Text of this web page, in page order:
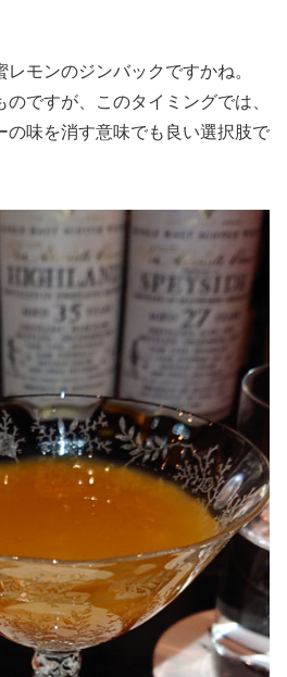
モンのジンバックですかね。
ですが、このタイミングでは、
の味を消す意味でも良い選択肢で